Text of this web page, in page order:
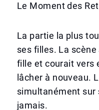
Le Moment des
La partie la plus
ses filles. La
fille et courait vers
lâcher à nouveau.
simultanément sur
jamais.